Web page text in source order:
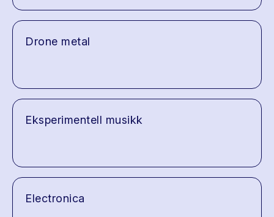
Drone metal
Eksperimentell musikk
Electronica